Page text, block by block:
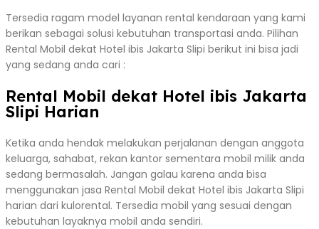
Tersedia ragam model layanan rental kendaraan yang kami
berikan sebagai solusi kebutuhan transportasi anda. Pilihan
Rental Mobil dekat Hotel ibis Jakarta Slipi berikut ini bisa jadi
yang sedang anda cari :
Rental Mobil dekat Hotel ibis Jakarta
Slipi Harian
Ketika anda hendak melakukan perjalanan dengan anggota
keluarga, sahabat, rekan kantor sementara mobil milik anda
sedang bermasalah. Jangan galau karena anda bisa
menggunakan jasa Rental Mobil dekat Hotel ibis Jakarta Slipi
harian dari kulorental. Tersedia mobil yang sesuai dengan
kebutuhan layaknya mobil anda sendiri.